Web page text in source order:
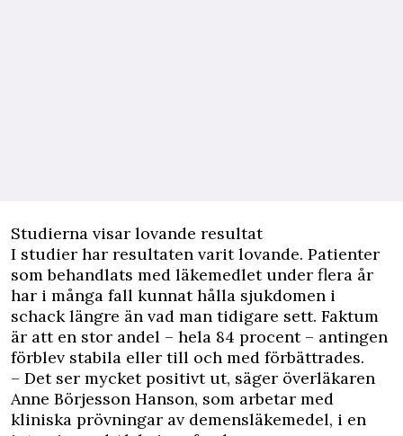
Studierna visar lovande resultat
I studier har resultaten varit lovande. Patienter
som behandlats med läkemedlet under flera år
har i många fall kunnat hålla sjukdomen i
schack längre än vad man tidigare sett. Faktum
är att en stor andel – hela 84 procent – antingen
förblev stabila eller till och med förbättrades.
– Det ser mycket positivt ut, säger överläkaren
Anne Börjesson Hanson, som arbetar med
kliniska prövningar av demensläkemedel, i en